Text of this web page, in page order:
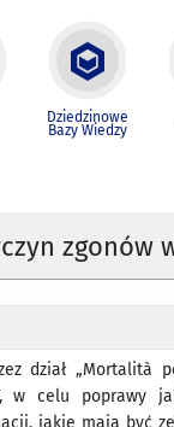
Dziedzinowe
Bazy Wiedzy
zgonów
dział „Mortalità
w celu poprawy
jakie mają być